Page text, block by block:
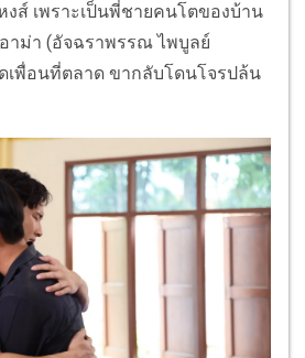
งส์ เพราะเป็นพี่ชายคนโตของบ้าน
าม่า (อัจฉราพรรณ ไพบูลย์
เพื่อนที่ตลาด ขากลับโดนโจรปล้น